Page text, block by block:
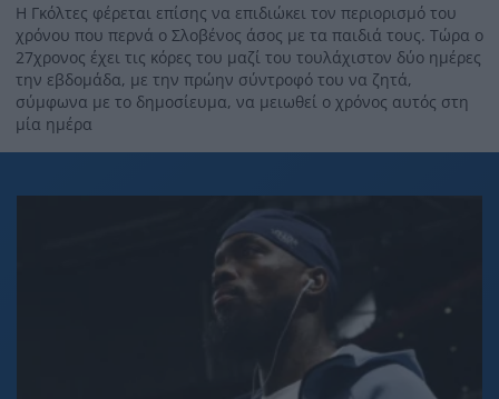
Η Γκόλτες φέρεται επίσης να επιδιώκει τον περιορισμό του
χρόνου που περνά ο Σλοβένος άσος με τα παιδιά τους. Τώρα ο
27χρονος έχει τις κόρες του μαζί του τουλάχιστον δύο ημέρες
την εβδομάδα, με την πρώην σύντροφό του να ζητά,
σύμφωνα με το δημοσίευμα, να μειωθεί ο χρόνος αυτός στη
μία ημέρα